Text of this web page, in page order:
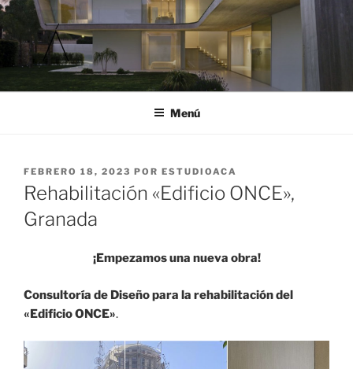
Saltar
al
contenido
ESTUDIO ACÁ
Estudio de Arquitectura en Granada
Menú
PUBLICADO
EL
FEBRERO 18, 2023 POR ESTUDIOACA
Rehabilitación «Edificio ONCE»,
Granada
¡Empezamos una nueva obra!
Consultoría de Diseño para la rehabilitación del
«Edificio ONCE».